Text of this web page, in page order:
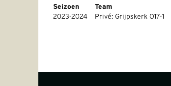
Seizoen
Team
2023-2024
Privé: Grijpskerk O17-1